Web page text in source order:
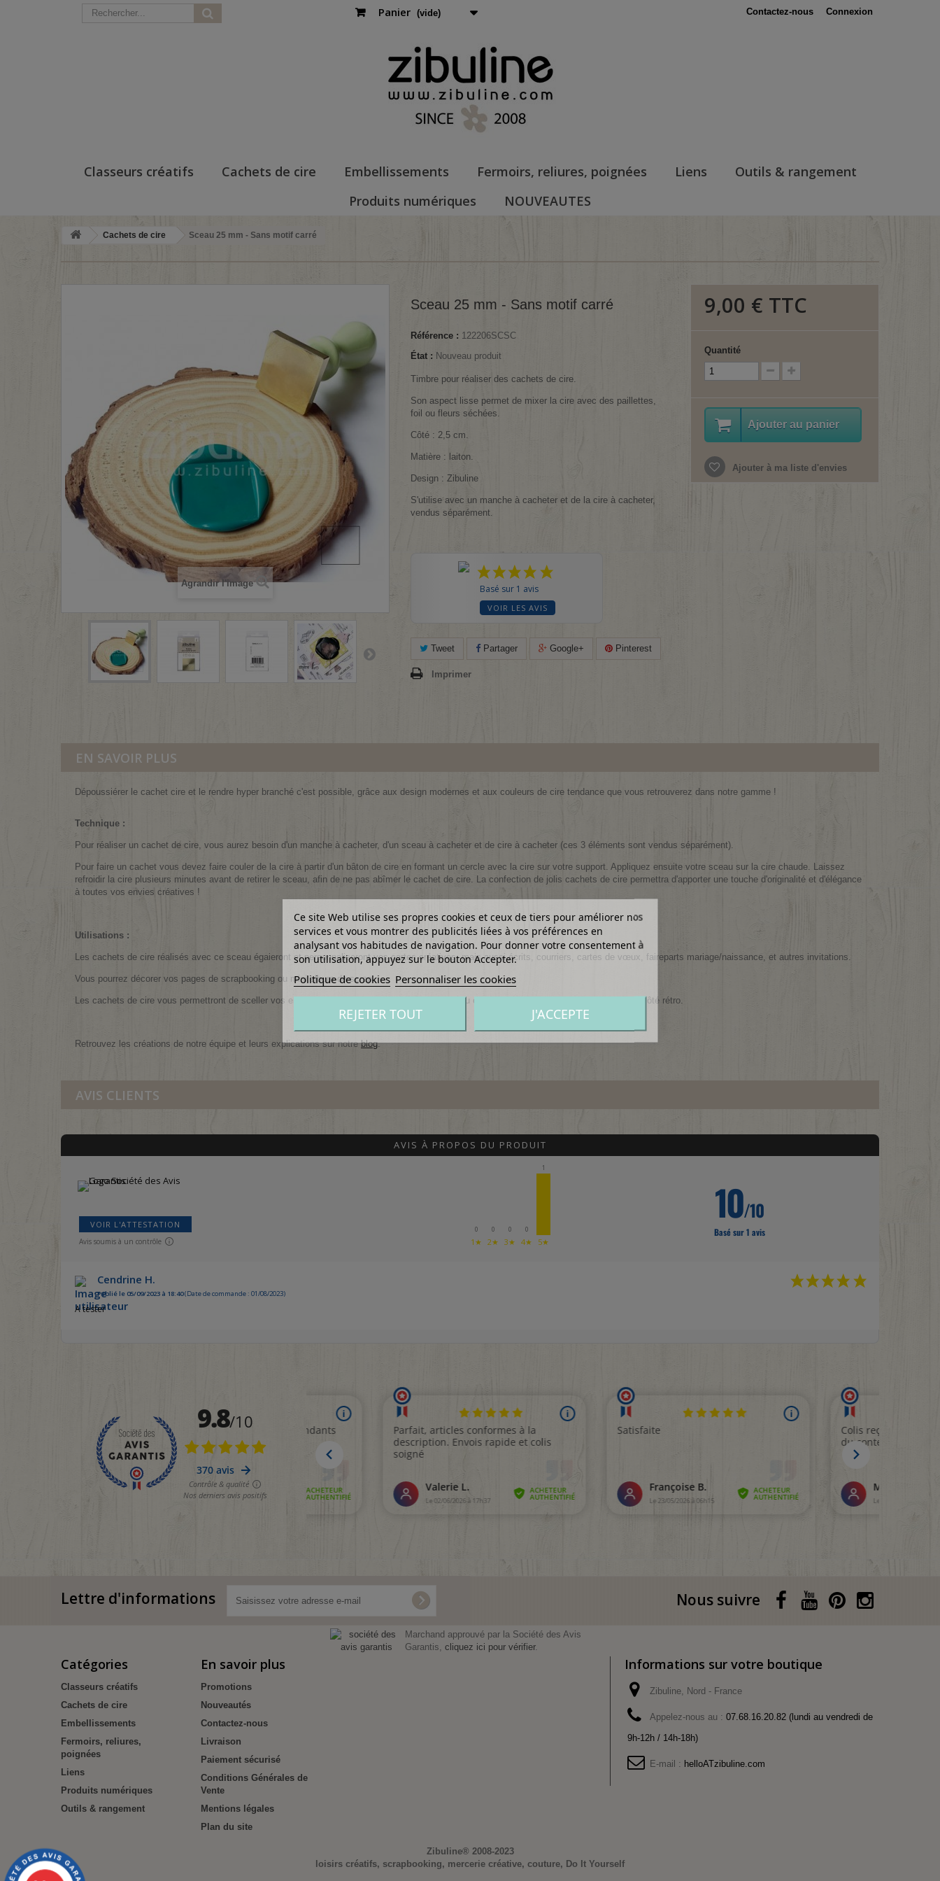
Connexion
Contactez-nous
Panier (vide)
Classeurs créatifs Cachets de cire Embellissements Fermoirs, reliures, poignées Liens
Outils & rangement
Produits numériques
NOUVEAUTES
Cachets de cire Sceau 25 mm - Sans motif carré
Agrandir l'image
Sceau 25 mm - Sans motif carré
Référence : 122206SCSC
État : Nouveau produit
Timbre pour réaliser des cachets de cire.
Son aspect lisse permet de mixer la cire avec des paillettes,
foil ou fleurs séchées.
Côté : 2,5 cm.
Matière : laiton.
Design : Zibuline
S'utilise avec un manche à cacheter et de la cire à cacheter,
vendus séparément.
Basé sur 1 avis
VOIR LES AVIS
Tweet Partager Google+ Pinterest
Imprimer
9,00 € TTC
Quantité
Ajouter au panier
Ajouter à ma liste d'envies
EN SAVOIR PLUS
Dépoussiérer le cachet cire et le rendre hyper branché c'est possible, grâce aux design modernes et aux couleurs de cire tendance que vous retrouverez dans notre gamme !
Technique :
Pour réaliser un cachet de cire, vous aurez besoin d'un manche à cacheter, d'un sceau à cacheter et de cire à cacheter (ces 3 éléments sont vendus séparément).
Pour faire un cachet vous devez faire couler de la cire à partir d'un bâton de cire en formant un cercle avec la cire sur votre support. Appliquez ensuite votre sceau sur la cire chaude. Laissez
refroidir la cire plusieurs minutes avant de retirer le sceau, afin de ne pas abîmer le cachet de cire. La confection de jolis cachets de cire permettra d'apporter une touche d'originalité et d'élégance
à toutes vos envies créatives !
Utilisations :
Les cachets de cire réalisés avec ce sceau égaieront et personnaliseront vos cartes créatives, mais aussi écrits, courriers, cartes de vœux, faireparts mariage/naissance, et autres invitations.
Vous pourrez décorer vos pages de scrapbooking ou mini album de scrap.
Les cachets de cire vous permettront de sceller vos enveloppes, ou de décorer un paquet cadeau en apportant une touche d'élégance et un côté rétro.
Retrouvez les créations de notre équipe et leurs explications sur notreblog.
AVIS CLIENTS
AVIS À PROPOS DU PRODUIT
VOIR L'ATTESTATION
Avis soumis à un contrôle
0
1★
0
2★
0
3★
0
4★
1
5★
10/10
Basé sur 1 avis
Cendrine H.
Publié le 05/09/2023 à 18:40(Date de commande : 01/08/2023)
A tester
Lettre d'informations Nous suivre
Catégories
Classeurs créatifs
Cachets de cire
Embellissements
Fermoirs, reliures,
poignées
Liens
Produits numériques
Outils & rangement
En savoir plus
Promotions
Nouveautés
Contactez-nous
Livraison
Paiement sécurisé
Conditions Générales de
Vente
Mentions légales
Plan du site
Informations sur votre boutique
Zibuline, Nord - France
Appelez-nous au :07.68.16.20.82 (lundi au vendredi de
9h-12h / 14h-18h)
E-mail : helloATzibuline.com
Marchand approuvé par la Société des Avis
Garantis, cliquez ici pour vérifier.
Ce site Web utilise ses propres cookies et ceux de tiers pour améliorer nos
services et vous montrer des publicités liées à vos préférences en
analysant vos habitudes de navigation. Pour donner votre consentement à
son utilisation, appuyez sur le bouton Accepter.
Politique de cookies Personnaliser les cookies
REJETER TOUT J'ACCEPTE
Zibuline® 2008-2023
loisirs créatifs, scrapbooking, mercerie créative, couture, Do It Yourself